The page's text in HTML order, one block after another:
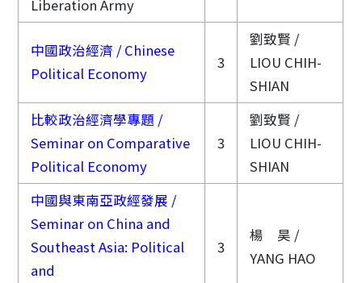
Liberation Army
中國政治經濟 / Chinese
Political Economy
3
劉致賢 /
LIOU CHIH-
SHIAN
比較政治經濟學專題 /
Seminar on Comparative
Political Economy
3
劉致賢 /
LIOU CHIH-
SHIAN
中國與東南亞政經發展 /
Seminar on China and
Southeast Asia: Political
and
3
楊 昊 /
YANG HAO